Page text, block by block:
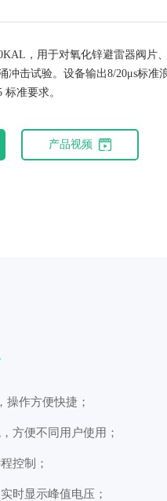
，用于对氧化锌避雷器阀片
冲击试验。设备输出8/20μs标准
标准要求。
产品视频
操作方便快捷；
方便不同用户使用；
控制；
时显示峰值电压；